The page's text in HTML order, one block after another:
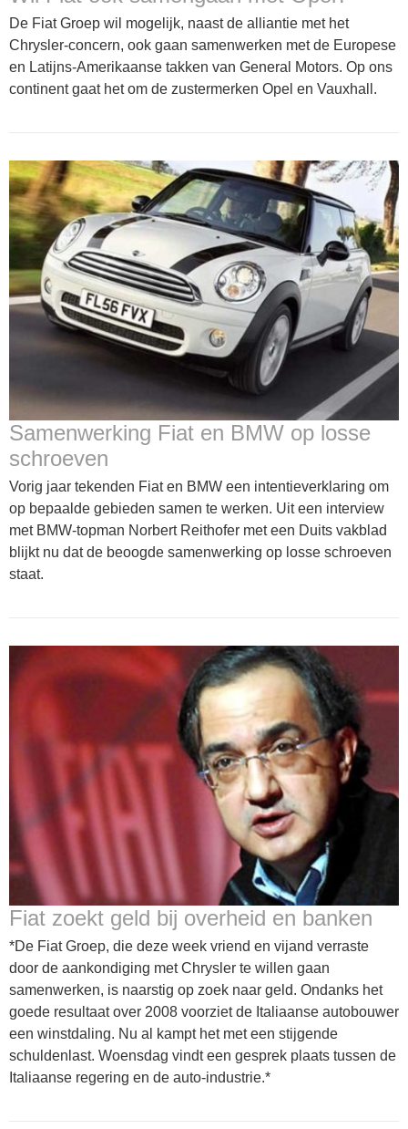
De Fiat Groep wil mogelijk, naast de alliantie met het
Chrysler-concern, ook gaan samenwerken met de Europese
en Latijns-Amerikaanse takken van General Motors. Op ons
continent gaat het om de zustermerken Opel en Vauxhall.
Samenwerking Fiat en BMW op losse
schroeven
Vorig jaar tekenden Fiat en BMW een intentieverklaring om
op bepaalde gebieden samen te werken. Uit een interview
met BMW-topman Norbert Reithofer met een Duits vakblad
blijkt nu dat de beoogde samenwerking op losse schroeven
staat.
Fiat zoekt geld bij overheid en banken
*De Fiat Groep, die deze week vriend en vijand verraste
door de aankondiging met Chrysler te willen gaan
samenwerken, is naarstig op zoek naar geld. Ondanks het
goede resultaat over 2008 voorziet de Italiaanse autobouwer
een winstdaling. Nu al kampt het met een stijgende
schuldenlast. Woensdag vindt een gesprek plaats tussen de
Italiaanse regering en de auto-industrie.*